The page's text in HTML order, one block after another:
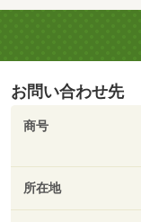
お問い合わせ先
商号
所在地